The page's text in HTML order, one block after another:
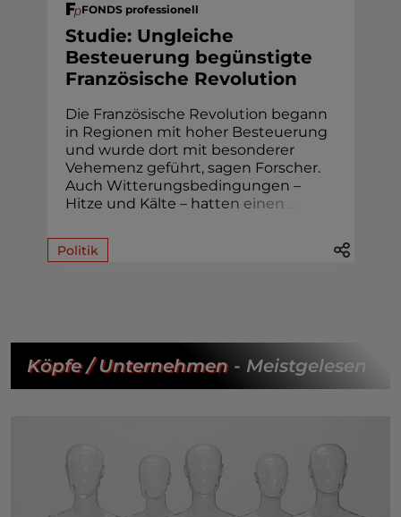
FONDS professionell
Studie: Ungleiche
Besteuerung begünstigte
Französische Revolution
Die Französische Revolution begann
in Regionen mit hoher Besteuerung
und wurde dort mit besonderer
Vehemenz geführt, sagen Forscher.
Auch Witterungsbedingungen –
Hitze und Kälte – hatten einen
Politik
Köpfe / Unternehmen- Meistgelesen